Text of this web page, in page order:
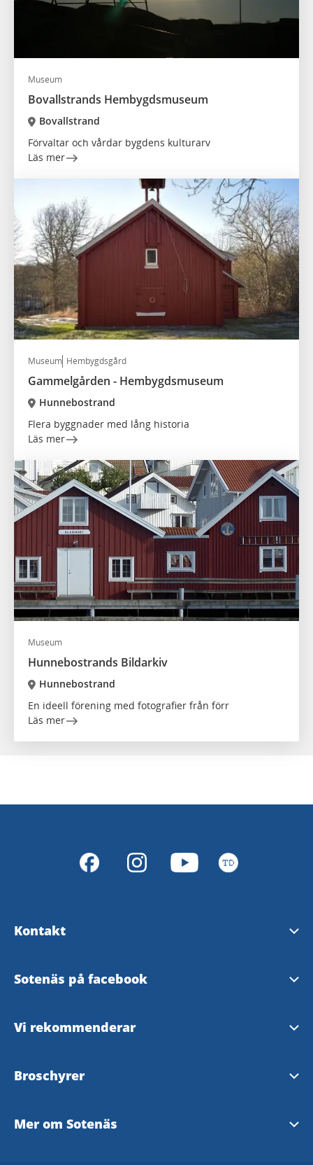
Museum
Bovallstrands Hembygdsmuseum
Bovallstrand
Förvaltar och vårdar bygdens kulturarv
Läs mer
Museum Hembygdsgård
Gammelgården - Hembygdsmuseum
Hunnebostrand
Flera byggnader med lång historia
Läs mer
Museum
Hunnebostrands Bildarkiv
Hunnebostrand
En ideell förening med fotografier från förr
Läs mer
Kontakt
Turistinformation
Säkerhet och beredskap
Sotenäs på facebook
Visit Smögen &
Sotenäs Näringsliv
Vi rekommenderar
Bohuslän
Broschyrer
Besöksmagasin
Mer om Sotenäs